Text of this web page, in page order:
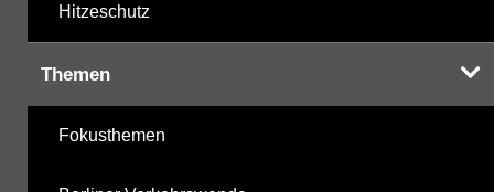
Hitzeschutz
Themen
Fokusthemen